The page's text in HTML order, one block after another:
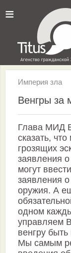
≡
Империя зла
Венгры за
Глава МИД
сказать,
грозящих
заявления
могут
заявления
оружия. А
одном
управляем
венгру
Мы самым